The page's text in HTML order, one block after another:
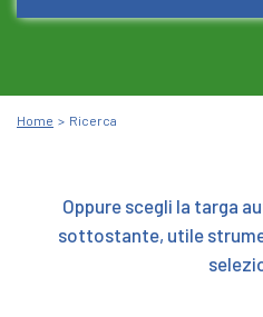
Home Ricerca
Oppure scegli la targa
sottostante, utile